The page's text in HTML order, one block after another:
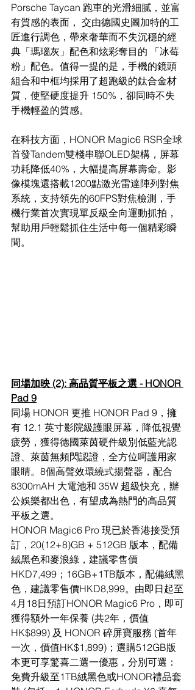
Porsche Taycan 跑車的光滑細膩，並富
有質感的表面， 交由德國史圖加特的工
匠進行調色，帶來奢華而不失沉穩的經
典「瑪瑙灰」配色和炫彩奪目的 「冰莓
粉」配色。值得一提的是，手機的鏡頭
組合和中框均採用了超跑級的鈦合金材
質，使堅硬度提升 150%，卻同時不失
手機輕盈的質感。
在科技方面，HONOR Magic6 RSR全球
首發Tandem雙棧串聯OLED架構，屏幕
功耗降低40%，大幅提高屏幕壽命。影
像模塊還搭載1200點激光雷達陣列對焦
系統，支持領先的60FPS對焦檢測，手
機行業首次實現單反級全向運動抓拍，
幫助用戶輕鬆抓住生活中每一個精彩瞬
間。
同場加映 (2): 高品質平板之選 - HONOR
Pad 9
同場 HONOR 更推 HONOR Pad 9，擁
有 12.1 英寸影院級護眼屏幕，降低視覺
疲勞，獲得德國萊茵硬件級別低藍光認
證、萊茵無頻閃認證，全方位呵護用家
眼睛。8個高聲效環繞式揚聲器，配合
8300mAH 大電池和 35W 超級快充，辦
公娛樂都出色，有望成為熱門的高品質
平板之選。
HONOR Magic6 Pro 現已於香港接受預
訂，20(12+8)GB + 512GB 版本，配備
絨黑色和麥浪綠，建議零售價
HKD7,499；16GB+1TB版本，配備絨黑
色，建議零售價HKD8,999。由即日起至
4月18日預訂HONOR Magic6 Pro，即可
獲得額外一年保養 (共2年，價值
HK$899) 及 HONOR 碎屏寶服務 (首年
一次，價值HK$1,899)；選購512GB版
本更可享驚喜二選一優惠，分別可選：
免費升級至1TB絨黑色或HONOR禮品套